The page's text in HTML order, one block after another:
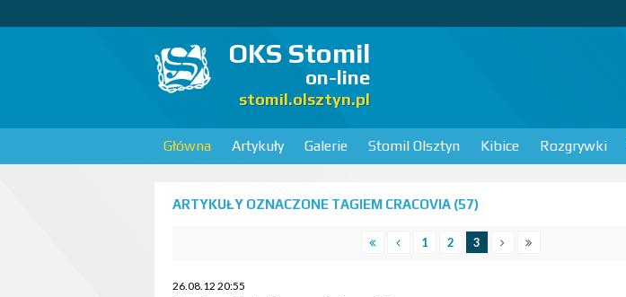
OKS Stomil
on-line
stomil.olsztyn.pl
Główna Artykuły Galerie Stomil Olsztyn Kibice Rozgrywki
ARTYKUŁY OZNACZONE TAGIEM CRACOVIA (57)
1 2 3
26.08.12 20:55